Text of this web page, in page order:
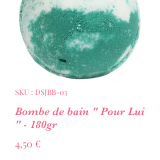
SKU : DSJBB-03
Bombe de bain " Pour Lui
" - 180gr
4,50 €